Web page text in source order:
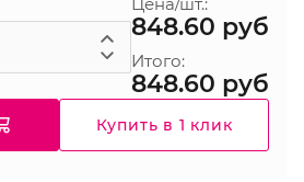
848.60 руб
Итого:
848.60 руб
Купить в 1 клик